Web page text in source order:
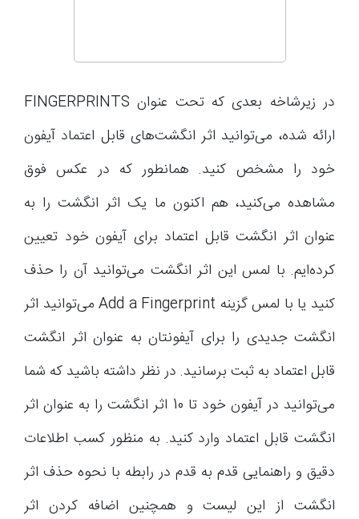
در زیرشاخه بعدی که تحت عنوان FINGERPRINTS
ارائه شده، می‌توانید اثر انگشت‌های قابل اعتماد آیفون
خود را مشخص کنید. همانطور که در عکس فوق
مشاهده می‌کنید، هم اکنون ما یک اثر انگشت را به
عنوان اثر انگشت قابل اعتماد برای آیفون خود تعیین
کرده‌ایم. با لمس این اثر انگشت می‌توانید آن را حذف
کنید یا با لمس گزینه Add a Fingerprint می‌توانید اثر
انگشت جدیدی را برای آیفونتان به عنوان اثر انگشت
قابل اعتماد به ثبت برسانید. در نظر داشته باشید که شما
می‌توانید در آیفون خود تا 10 اثر انگشت را به عنوان اثر
انگشت قابل اعتماد وارد کنید. به منظور کسب اطلاعات
دقیق و راهنمایی قدم به قدم در رابطه با نحوه حذف اثر
انگشت از این لیست و همچنین اضافه کردن اثر